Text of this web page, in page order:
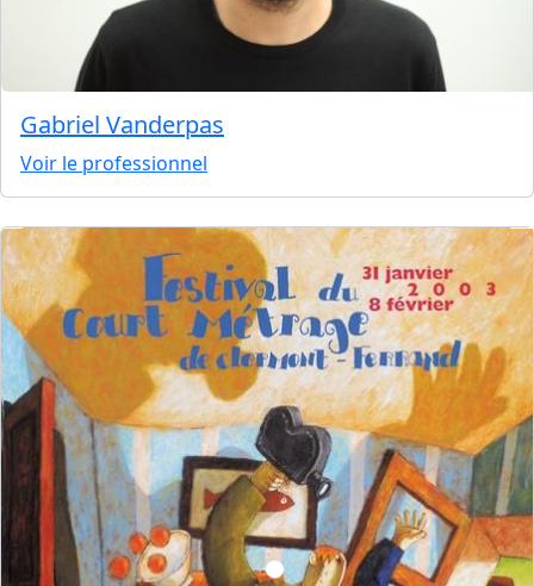
Gabriel Vanderpas
Voir le professionnel